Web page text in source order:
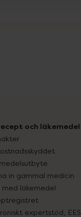
och läkemedel
in gammal medicin
med läkemedel
expertstöd, EES